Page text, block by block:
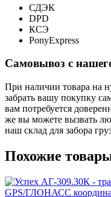
СДЭК
DPD
КСЭ
PonyExpress
Самовывоз с
При наличии товара на
забрать вашу покупку
вам потребуется
же вы можете вызвать
наш склад для забора
Похожие